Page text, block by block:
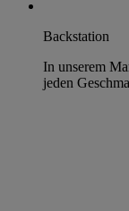
Backstation
In unserem
jeden